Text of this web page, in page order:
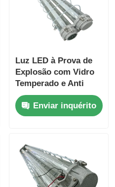
Luz LED à Prova de
Explosão com Vidro
Temperado e Anti
Corrosão para Zonas
Industriais Perigosas
Enviar inquérito